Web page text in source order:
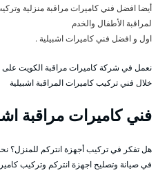
أيضا افضل فني كاميرات مراقبة منزلية
لمراقبة الأطفال والخدم
اول و افضل فني كاميرات اشبيلية .
نعمل في شركة كاميرات مراقبة الكويت
خلال فني تركيب كاميرات المراقبة اشبيلية
فني كاميرات مراقبة
هل تفكر في تركيب أجهزة انتركم للمنزل؟
في صيانة وتصليح اجهزة انتركم وتركيب